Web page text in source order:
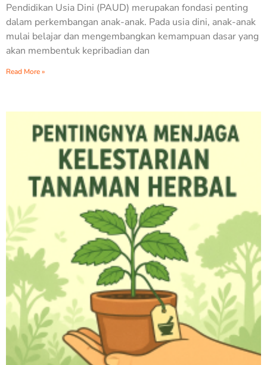
Pendidikan Usia Dini (PAUD) merupakan fondasi penting
dalam perkembangan anak-anak. Pada usia dini, anak-anak
mulai belajar dan mengembangkan kemampuan dasar yang
akan membentuk kepribadian dan
Read More »